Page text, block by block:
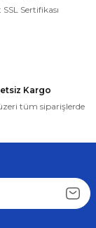
Sertifikası
Kargo
tüm siparişlerde